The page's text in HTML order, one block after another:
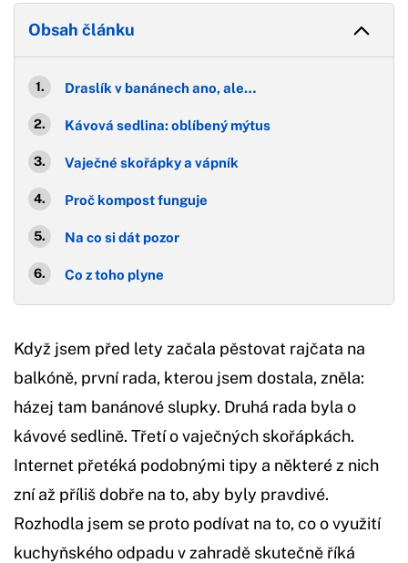
Obsah článku
Draslík v banánech ano, ale…
Kávová sedlina: oblíbený mýtus
Vaječné skořápky a vápník
Proč kompost funguje
Na co si dát pozor
Co z toho plyne
Když jsem před lety začala pěstovat rajčata na
balkóně, první rada, kterou jsem dostala, zněla:
házej tam banánové slupky. Druhá rada byla o
kávové sedlině. Třetí o vaječných skořápkách.
Internet přetéká podobnými tipy a některé z nich
zní až příliš dobře na to, aby byly pravdivé.
Rozhodla jsem se proto podívat na to, co o využití
kuchyňského odpadu v zahradě skutečně říká